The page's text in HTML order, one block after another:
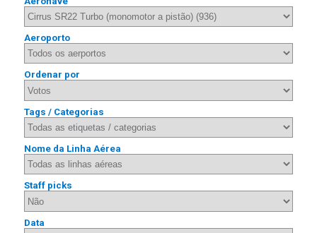
Aeroporto
Ordenar por
Tags / Categorias
Nome da Linha Aérea
Staff picks
Data